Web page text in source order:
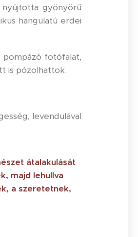
nyújtotta gyönyörű
hangulatú erdei
pompázó fotófalat,
is pózolhattok.
levendulával
átalakulását
majd lehullva
a szeretetnek,